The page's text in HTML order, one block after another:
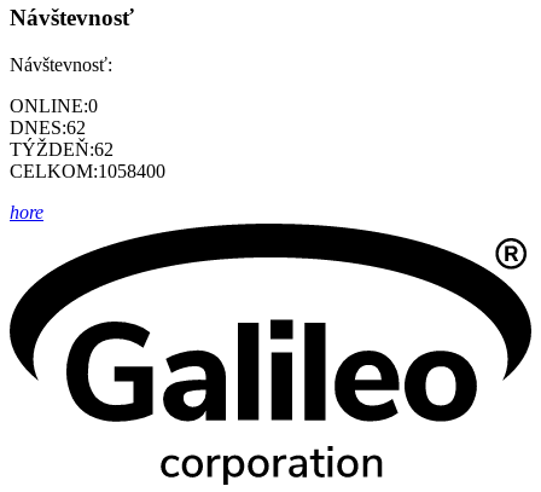
Návštevnosť
Návštevnosť:
ONLINE:0
DNES:62
TÝŽDEŇ:62
CELKOM:1058400
hore